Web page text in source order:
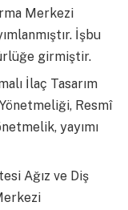
Merkezi
İşbu
girmiştir.
İlaç Tasarım
Resmî
yayımı
Ağız ve Diş